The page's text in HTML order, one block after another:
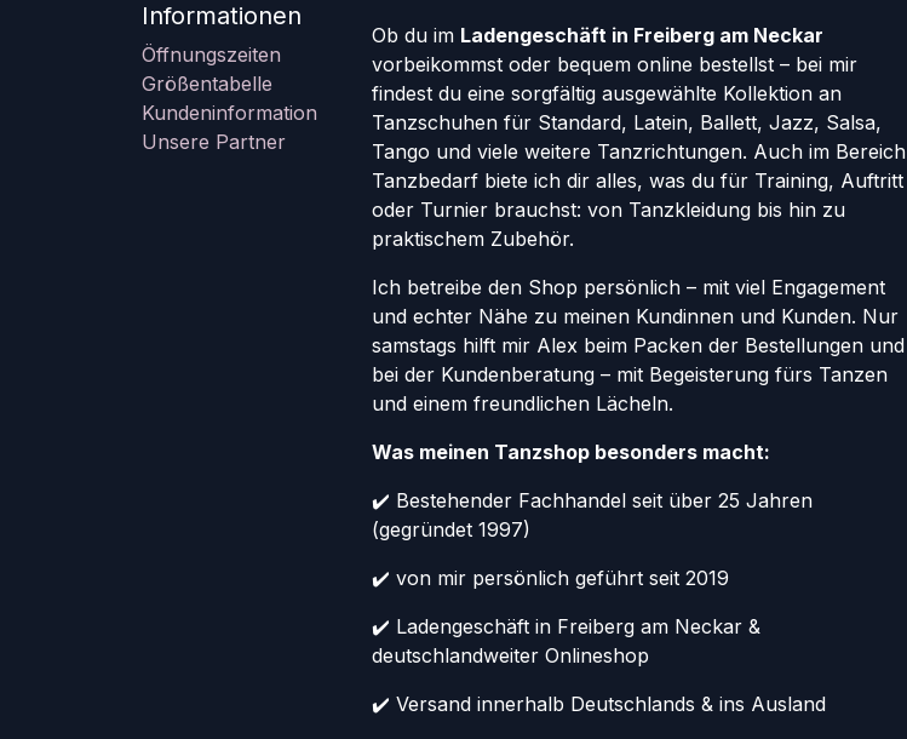
Informationen
Öffnungszeiten
Größentabelle
Kundeninformation
Unsere Partner
Ob du im Ladengeschäft in Freiberg am Neckar
vorbeikommst oder bequem online bestellst – bei mir
findest du eine sorgfältig ausgewählte Kollektion an
Tanzschuhen für Standard, Latein, Ballett, Jazz, Salsa,
Tango und viele weitere Tanzrichtungen. Auch im Bereich
Tanzbedarf biete ich dir alles, was du für Training, Auftritt
oder Turnier brauchst: von Tanzkleidung bis hin zu
praktischem Zubehör.
Ich betreibe den Shop persönlich – mit viel Engagement
und echter Nähe zu meinen Kundinnen und Kunden. Nur
samstags hilft mir Alex beim Packen der Bestellungen und
bei der Kundenberatung – mit Begeisterung fürs Tanzen
und einem freundlichen Lächeln.
Was meinen Tanzshop besonders macht:
✔️ Bestehender Fachhandel seit über 25 Jahren
(gegründet 1997)
✔️ von mir persönlich geführt seit 2019
✔️ Ladengeschäft in Freiberg am Neckar &
deutschlandweiter Onlineshop
✔️ Versand innerhalb Deutschlands & ins Ausland